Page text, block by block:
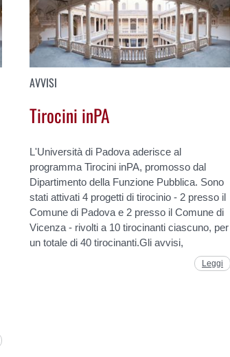
AVVISI
Tirocini inPA
L'Università di Padova aderisce al
programma Tirocini inPA, promosso dal
Dipartimento della Funzione Pubblica. Sono
stati attivati 4 progetti di tirocinio - 2 presso il
Comune di Padova e 2 presso il Comune di
Vicenza - rivolti a 10 tirocinanti ciascuno, per
un totale di 40 tirocinanti.Gli avvisi,
Leggi